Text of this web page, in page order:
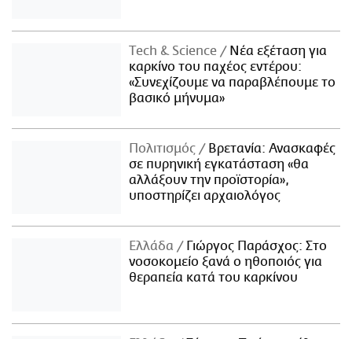
Τech & Science
Νέα εξέταση για
καρκίνο του παχέος εντέρου:
«Συνεχίζουμε να παραβλέπουμε το
βασικό μήνυμα»
Πολιτισμός
Βρετανία: Ανασκαφές
σε πυρηνική εγκατάσταση «θα
αλλάξουν την προϊστορία»,
υποστηρίζει αρχαιολόγος
Ελλάδα
Γιώργος Παράσχος: Στο
νοσοκομείο ξανά ο ηθοποιός για
θεραπεία κατά του καρκίνου